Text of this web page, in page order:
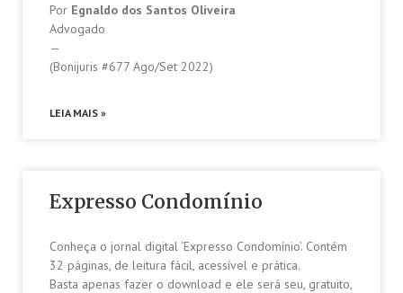
Por Egnaldo dos Santos Oliveira
Advogado
—
(Bonijuris #677 Ago/Set 2022)
LEIA MAIS »
Expresso Condomínio
Conheça o jornal digital ‘Expresso Condomínio’. Contém
32 páginas, de leitura fácil, acessível e prática.
Basta apenas fazer o download e ele será seu, gratuito,